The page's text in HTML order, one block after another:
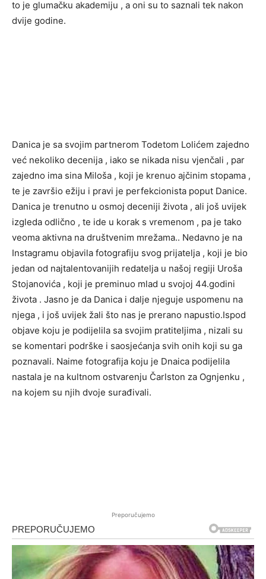
to je glumačku akademiju , a oni su to saznali tek nakon
dvije godine.
Danica je sa svojim partnerom Todetom Lolićem zajedno
već nekoliko decenija , iako se nikada nisu vjenčali , par
zajedno ima sina Miloša , koji je krenuo ajčinim stopama ,
te je završio ežiju i pravi je perfekcionista poput Danice.
Danica je trenutno u osmoj deceniji života , ali još uvijek
izgleda odlično , te ide u korak s vremenom , pa je tako
veoma aktivna na društvenim mrežama.. Nedavno je na
Instagramu objavila fotografiju svog prijatelja , koji je bio
jedan od najtalentovanijih redatelja u našoj regiji Uroša
Stojanovića , koji je preminuo mlad u svojoj 44.godini
života . Jasno je da Danica i dalje njeguje uspomenu na
njega , i još uvijek žali što nas je prerano napustio.Ispod
objave koju je podijelila sa svojim pratiteljima , nizali su
se komentari podrške i saosjećanja svih onih koji su ga
poznavali. Naime fotografija koju je Dnaica podijelila
nastala je na kultnom ostvarenju Čarlston za Ognjenku ,
na kojem su njih dvoje surađivali.
Preporučujemo